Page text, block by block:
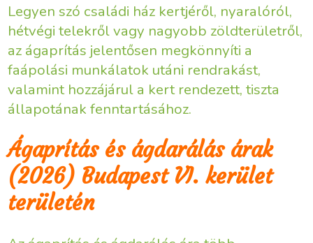
Legyen szó családi ház kertjéről, nyaralóról,
hétvégi telekről vagy nagyobb zöldterületről,
az ágaprítás jelentősen megkönnyíti a
faápolási munkálatok utáni rendrakást,
valamint hozzájárul a kert rendezett, tiszta
állapotának fenntartásához.
Ágaprítás és ágdarálás árak
(2026) Budapest VI. kerület
területén